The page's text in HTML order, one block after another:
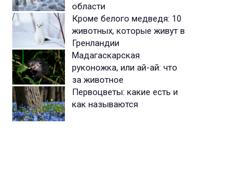
области
Кроме белого медведя: 10
животных, которые живут в
Гренландии
Мадагаскарская
руконожка, или ай-ай: что
за животное
Первоцветы: какие есть и
как называются